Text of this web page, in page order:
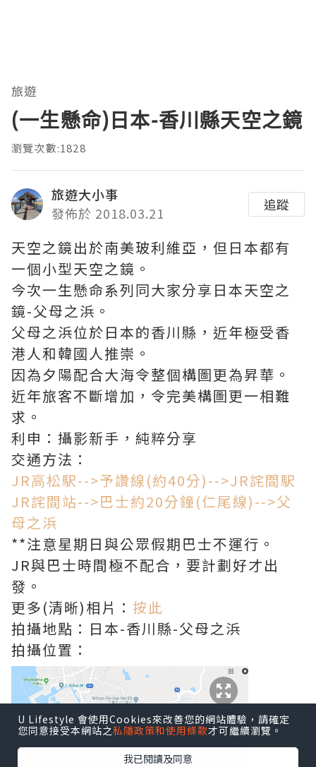
旅遊
(一生懸命)日本-香川縣天空之鏡
瀏覽次數:1828
旅遊大小事
發佈於 2018.03.21
追蹤
天空之鏡出於南美玻利維亞，但日本都有
一個小型天空之鏡。
今次一生懸命系列同大家分享日本天空之
鏡-父母之浜。
父母之浜位於日本的香川縣，近年極受香
港人和韓國人推崇。
因為夕陽配合大海令整個構圖更為昇華。
近年旅客不斷增加，令完美構圖更一相難
求。
利申：攝影新手，純粹分享
交通方法：
JR高松駅-->予讚線(約40分)-->JR詫間駅
JR詫間站-->巴士約20分鐘(仁尾線)-->父
母之浜
**注意星期日與公眾假期巴士不運行。
JR與巴士時間極不配合，要計劃好才出
發。
更多(清晰)相片： 按此
拍攝地點：日本-香川縣-父母之浜
拍攝位置：
U Lifestyle 會使用Cookies來改善您的網站體驗，請確定
您同意接受本網站之私隱政策和使用條款才可繼續瀏覽。
我已閱讀及同意